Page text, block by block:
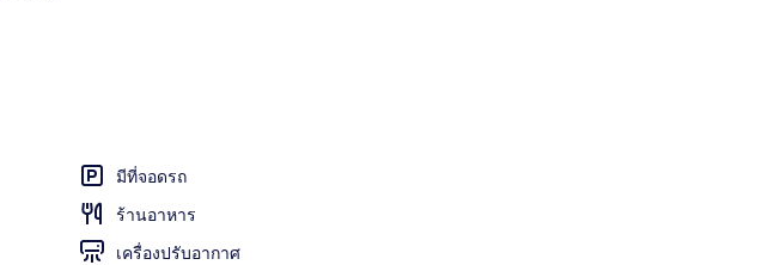
มีที่จอดรถ
ร้านอาหาร
เครื่องปรับอากาศ